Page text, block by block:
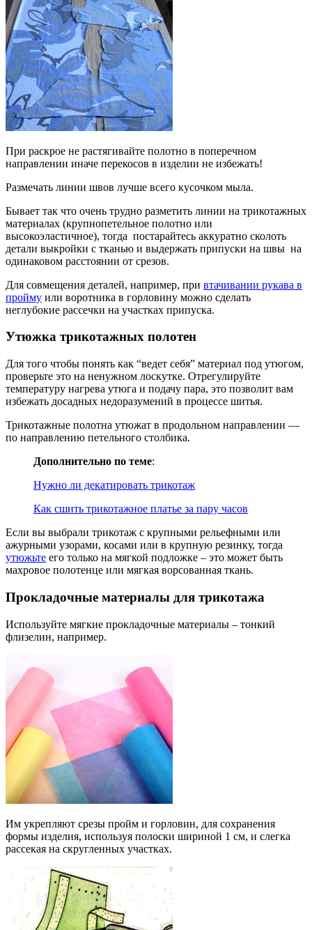
При раскрое не растягивайте полотно в поперечном
направлении иначе перекосов в изделии не избежать!
Размечать линии швов лучше всего кусочком мыла.
Бывает так что очень трудно разметить линии на трикотажных
материалах (крупнопетельное полотно или
высокоэластичное), тогда постарайтесь аккуратно сколоть
детали выкройки с тканью и выдержать припуски на швы на
одинаковом расстоянии от срезов.
Для совмещения деталей, например, при втачивании рукава в
пройму или воротника в горловину можно сделать
неглубокие рассечки на участках припуска.
Утюжка трикотажных полотен
Для того чтобы понять как “ведет себя” материал под утюгом,
проверьте это на ненужном лоскутке. Отрегулируйте
температуру нагрева утюга и подачу пара, это позволит вам
избежать досадных недоразумений в процессе шитья.
Трикотажные полотна утюжат в продольном направлении —
по направлению петельного столбика.
Дополнительно по теме:
Нужно ли декатировать трикотаж
Как сшить трикотажное платье за пару часов
Если вы выбрали трикотаж с крупными рельефными или
ажурными узорами, косами или в крупную резинку, тогда
утюжьте его только на мягкой подложке – это может быть
махровое полотенце или мягкая ворсованная ткань.
Прокладочные материалы для трикотажа
Используйте мягкие прокладочные материалы – тонкий
флизелин, например.
Им укрепляют срезы пройм и горловин, для сохранения
формы изделия, используя полоски шириной 1 см, и слегка
рассекая на скругленных участках.